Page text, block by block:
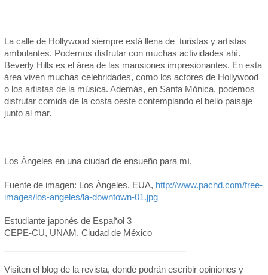
La calle de Hollywood siempre está llena de turistas y artistas
ambulantes. Podemos disfrutar con muchas actividades ahí.
Beverly Hills es el área de las mansiones impresionantes. En esta
área viven muchas celebridades, como los actores de Hollywood
o los artistas de la música. Además, en Santa Mónica, podemos
disfrutar comida de la costa oeste contemplando el bello paisaje
junto al mar.
Los Ángeles en una ciudad de ensueño para mí.
Fuente de imagen: Los Ángeles, EUA, http://www.pachd.com/free-
images/los-angeles/la-downtown-01.jpg
Estudiante japonés de Español 3
CEPE-CU, UNAM, Ciudad de México
Visiten el blog de la revista, donde podrán escribir opiniones y